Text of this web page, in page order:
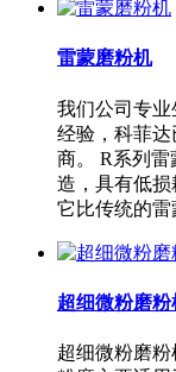
雷蒙磨粉机
我们公司专
经验，科菲
商。 R系列
造，具有低损
它比传统的雷
超细微粉磨粉
超细微粉磨